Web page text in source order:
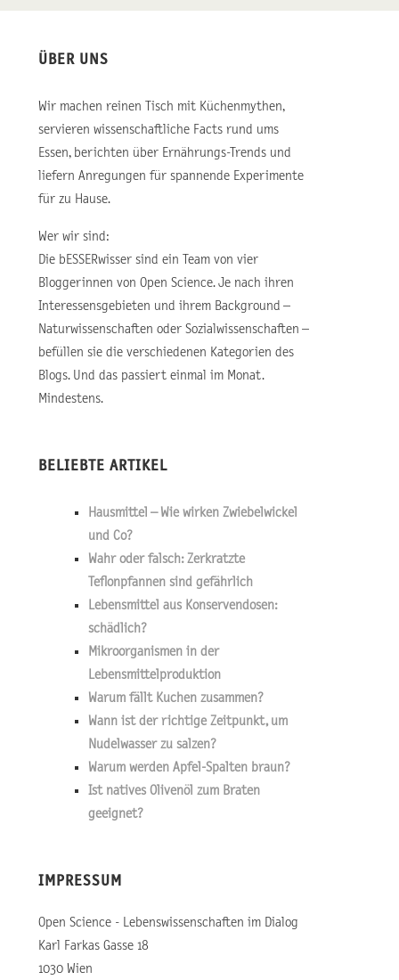
ÜBER UNS
Wir machen reinen Tisch mit Küchenmythen,
servieren wissenschaftliche Facts rund ums
Essen, berichten über Ernährungs-Trends und
liefern Anregungen für spannende Experimente
für zu Hause.
Wer wir sind:
Die bESSERwisser sind ein Team von vier
Bloggerinnen von Open Science. Je nach ihren
Interessensgebieten und ihrem Background –
Naturwissenschaften oder Sozialwissenschaften –
befüllen sie die verschiedenen Kategorien des
Blogs. Und das passiert einmal im Monat.
Mindestens.
BELIEBTE ARTIKEL
Hausmittel – Wie wirken Zwiebelwickel
und Co?
Wahr oder falsch: Zerkratzte
Teflonpfannen sind gefährlich
Lebensmittel aus Konservendosen:
schädlich?
Mikroorganismen in der
Lebensmittelproduktion
Warum fällt Kuchen zusammen?
Wann ist der richtige Zeitpunkt, um
Nudelwasser zu salzen?
Warum werden Apfel-Spalten braun?
Ist natives Olivenöl zum Braten
geeignet?
IMPRESSUM
Open Science - Lebenswissenschaften im Dialog
Karl Farkas Gasse 18
1030 Wien